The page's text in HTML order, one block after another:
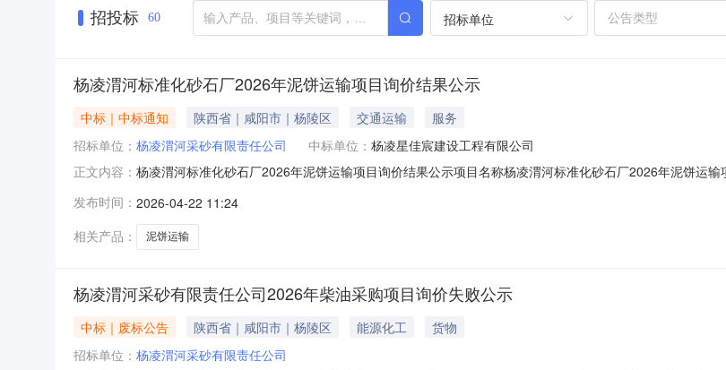
招投标 60 招标单位
杨凌渭河标准化砂石厂2026年泥饼运输项目询价结果公示
中标｜中标通知 陕西省｜咸阳市｜杨陵区 交通运输
服务
招标单位： 杨凌渭河采砂有限责任公司 中标单位： 杨凌星佳宸建设工程有限公司
正文内容： 杨凌渭河标准化砂石厂2026年泥饼运输项目询价结果公示项目名称杨凌渭河标准化砂石厂2026年泥饼运
上中标候选人，经评标委员会审定，并予以公示，如有异议，请于公示截至时间前以书面形式并加盖公章
11468
发布时间： 2026-04-22 11:24
相关产品：
泥饼运输
杨凌渭河采砂有限责任公司2026年柴油采购项目询价失败公示
中标｜废标公告 陕西省｜咸阳市｜杨陵区 能源化工
货物
招标单位： 杨凌渭河采砂有限责任公司